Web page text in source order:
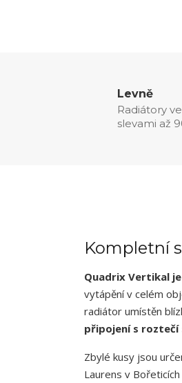
Levně
Radiátory
slevami až
Kompletní
Quadrix Vertikal
vytápění v celém
radiátor umístěn
připojení s roztečí
Zbylé kusy jsou
Laurens v